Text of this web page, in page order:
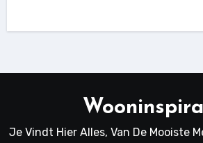
Je Vindt Hier Alles, Van De Mooiste